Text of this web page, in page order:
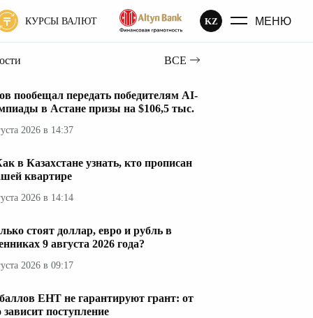
КУРСЫ ВАЛЮТ KZ МЕНЮ
ВСЕ
пообещал передать победителям AI-
в Астане призы на $106,5 тыс.
2026 в 14:37
в Казахстане узнать, кто прописан
квартире
2026 в 14:14
стоят доллар, евро и рубль в
9 августа 2026 года?
2026 в 09:17
ЕНТ не гарантируют грант: от
зависит поступление